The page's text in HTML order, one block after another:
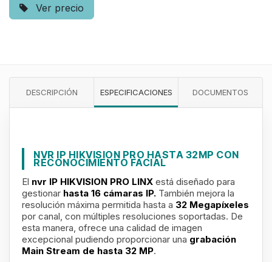
Ver precio
DESCRIPCIÓN ESPECIFICACIONES DOCUMENTOS
NVR IP HIKVISION PRO HASTA 32MP CON
RECONOCIMIENTO FACIAL
El nvr IP HIKVISION PRO LINX está diseñado para
gestionar hasta 16 cámaras IP. También mejora la
resolución máxima permitida hasta a 32 Megapíxeles
por canal, con múltiples resoluciones soportadas. De
esta manera, ofrece una calidad de imagen
excepcional pudiendo proporcionar una grabación
Main Stream de hasta 32 MP.